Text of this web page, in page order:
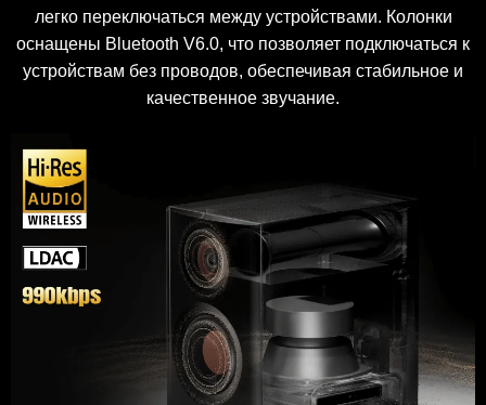
легко переключаться между устройствами. Колонки
оснащены Bluetooth V6.0, что позволяет подключаться к
устройствам без проводов, обеспечивая стабильное и
качественное звучание.